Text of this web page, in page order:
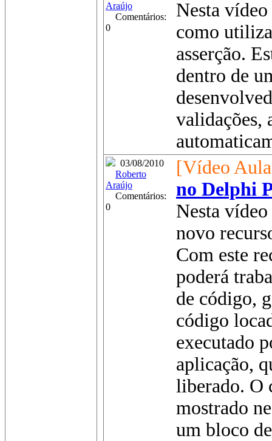
Araújo
Comentários:
0
Nesta
como
asserção.
dentro de
validações,
03/08/2010
Roberto
Araújo
Comentários:
0
[Vídeo
no Delphi
Nesta
novo
Com este
poderá
de código,
código
executado
aplicação,
liberado. O
mostrado
um bloco